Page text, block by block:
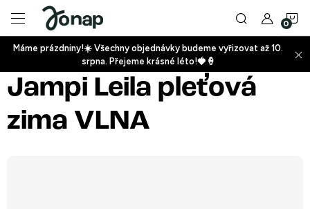
obsah
+
Máme prázdniny!☀️ Všechny objednávky budeme vyřizovat až 10.
srpna. Přejeme krásné léto!🍓🍦
Jampi Leila pleťová
zima VLNA